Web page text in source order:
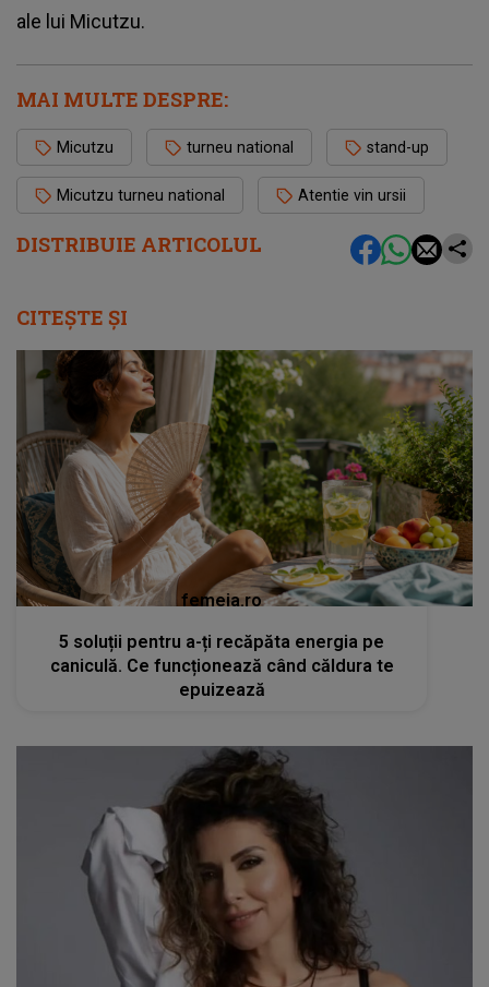
DISTRIBUIE ARTICOLUL
ale lui Micutzu.
MAI MULTE DESPRE:
Micutzu turneu national stand-up
Micutzu turneu national Atentie vin ursii
CITEȘTE ȘI
femeia.ro
5 soluții pentru a-ți recăpăta energia pe
caniculă. Ce funcționează când căldura te
epuizează